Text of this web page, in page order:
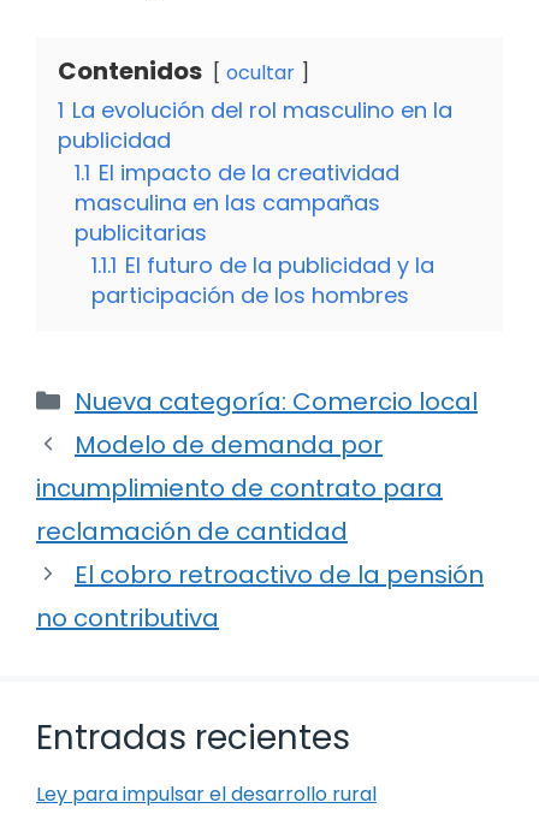
Contenidos ocultar
1 La evolución del rol masculino en la
publicidad
1.1 El impacto de la creatividad
masculina en las campañas
publicitarias
1.1.1 El futuro de la publicidad y la
participación de los hombres
Categorías
Nueva categoría: Comercio local
Modelo de demanda por
incumplimiento de contrato para
reclamación de cantidad
El cobro retroactivo de la pensión
no contributiva
Entradas recientes
Ley para impulsar el desarrollo rural